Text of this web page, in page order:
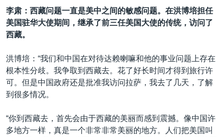
李肃：西藏问题一直是美中之间的敏感问题。在洪博培担任
美国驻华大使期间，继承了前三任美国大使的传统，访问了
西藏。
洪博培：“我们和中国在对待达赖喇嘛和他的事业问题上存在
根本性分歧。我争取到西藏去。花了好长时间才得到旅行许
可。但是中国政府还是批准我访问拉萨，我去了几天，了解
到很多情况。
“你到西藏去，首先会由于西藏的美丽而感到震撼。像中国许
多地方一样，真是一个非常非常美丽的地方。人们把美国叫